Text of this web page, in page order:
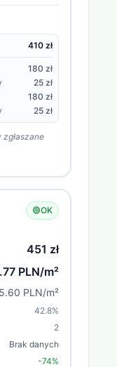
410 zł
180 zł
25 zł
180 zł
25 zł
🟢OK
451 zł
PLN/m²
PLN/m²
42.8%
2
Brak danych
-74%